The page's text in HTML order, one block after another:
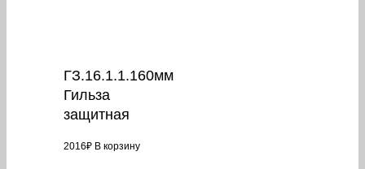
ГЗ.16.1.1.160мм
Гильза
защитная
2016₽ В корзину